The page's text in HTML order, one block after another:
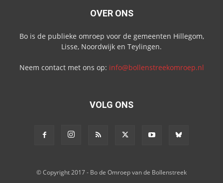
OVER ONS
Bo is de publieke omroep voor de gemeenten Hillegom,
Lisse, Noordwijk en Teylingen.
Neem contact met ons op: info@bollenstreekomroep.nl
VOLG ONS
© Copyright 2017 - Bo de Omroep van de Bollenstreek